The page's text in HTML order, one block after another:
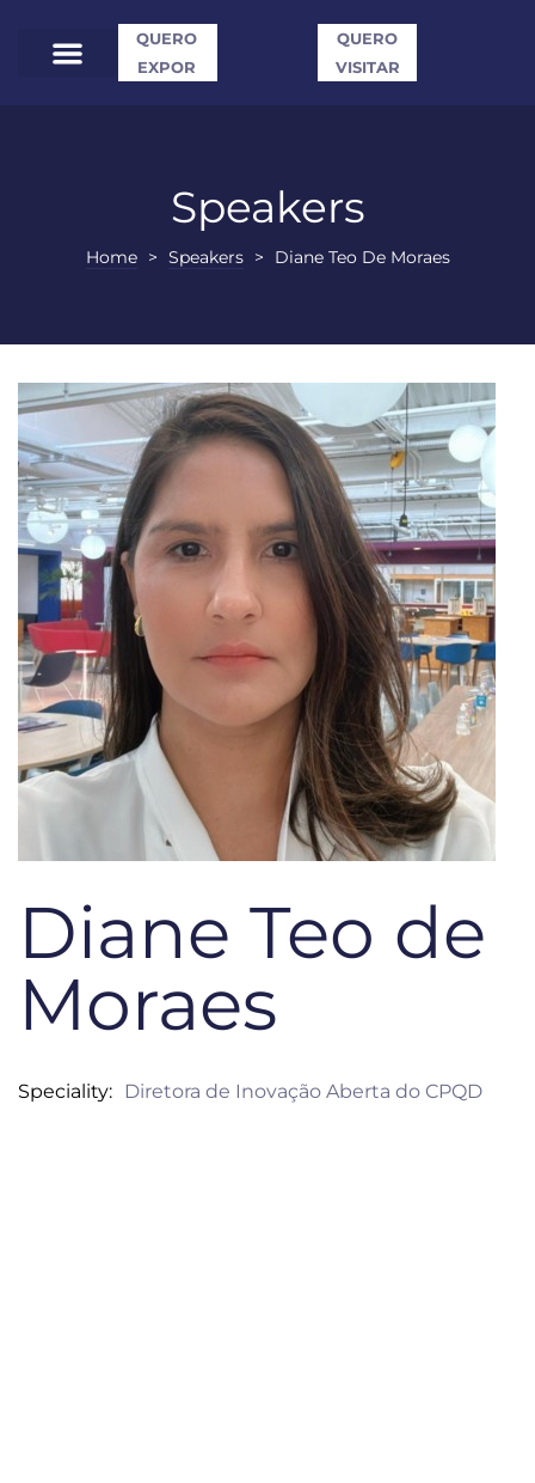
QUERO
EXPOR
QUERO
VISITAR
Speakers
Home > Speakers > Diane Teo De Moraes
Diane Teo de
Moraes
Speciality Diretora de Inovação Aberta do CPQD